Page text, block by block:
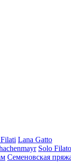
Lana Gatto
Solo Filato
Семеновская